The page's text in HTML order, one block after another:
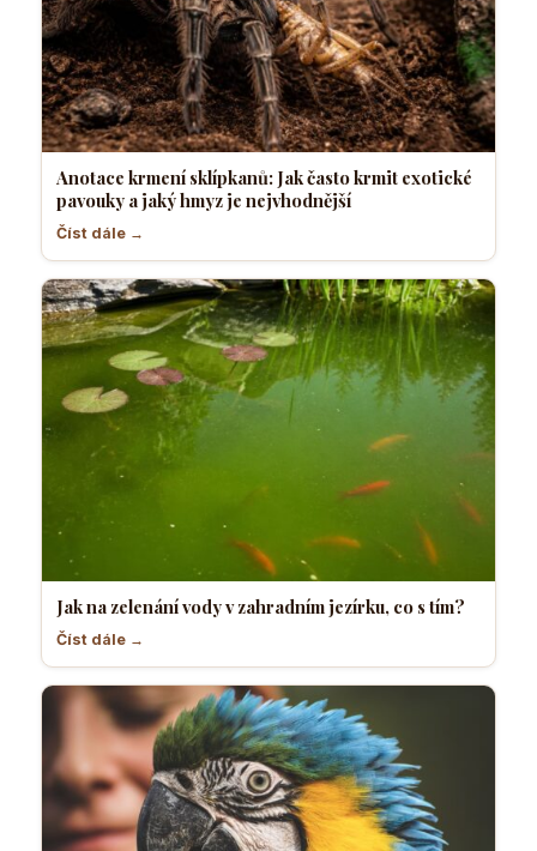
Anotace krmení sklípkanů: Jak často krmit exotické
pavouky a jaký hmyz je nejvhodnější
Číst dále →
Jak na zelenání vody v zahradním jezírku, co s tím?
Číst dále →